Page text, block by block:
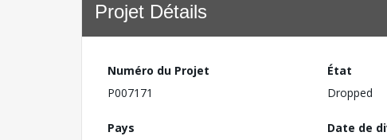
Projet Détails
Numéro du Projet
P007171
État
Dropped
Pays
Date de